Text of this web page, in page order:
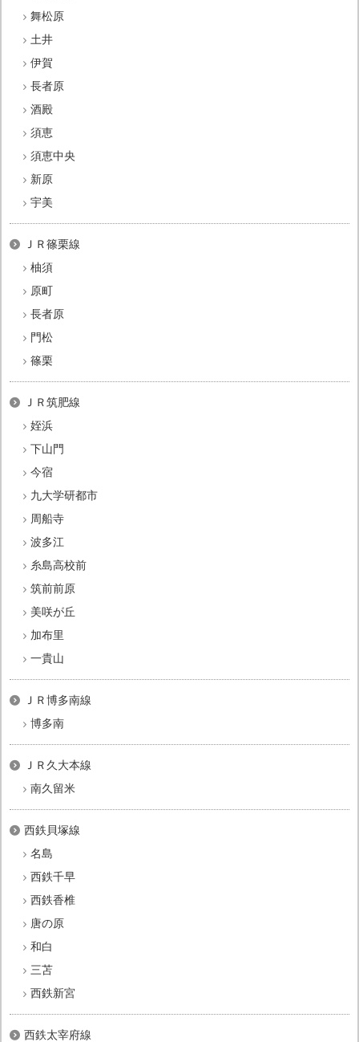
舞松原
土井
伊賀
長者原
酒殿
須恵
須恵中央
新原
宇美
ＪＲ篠栗線
柚須
原町
長者原
門松
篠栗
ＪＲ筑肥線
姪浜
下山門
今宿
九大学研都市
周船寺
波多江
糸島高校前
筑前前原
美咲が丘
加布里
一貴山
ＪＲ博多南線
博多南
ＪＲ久大本線
南久留米
西鉄貝塚線
名島
西鉄千早
西鉄香椎
唐の原
和白
三苫
西鉄新宮
西鉄太宰府線